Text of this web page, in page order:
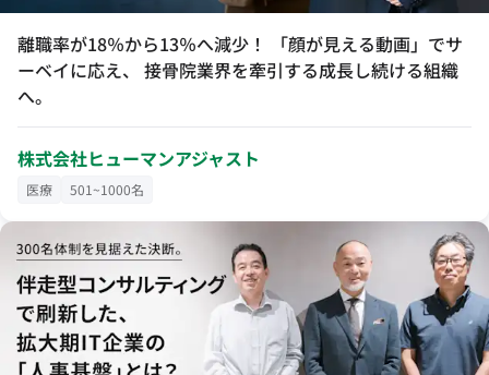
離職率が18％から13％へ減少！ 「顔が見える動画」でサ
ーベイに応え、 接骨院業界を牽引する成長し続ける組織
へ。
株式会社ヒューマンアジャスト
医療 501~1000名